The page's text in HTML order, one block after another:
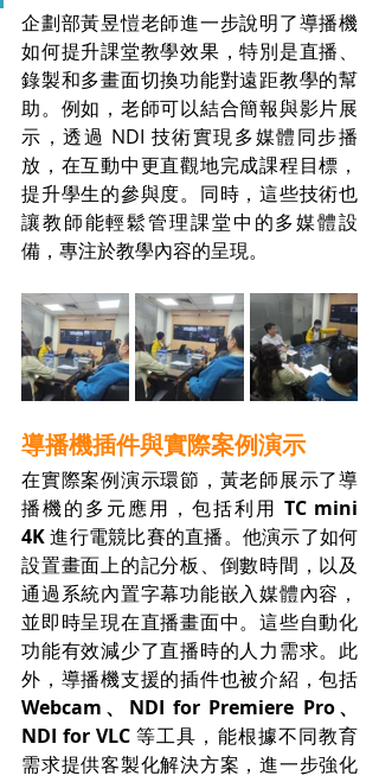
企劃部黃昱愷老師進一步說明了導播機
如何提升課堂教學效果，特別是直播、
錄製和多畫面切換功能對遠距教學的幫
助。例如，老師可以結合簡報與影片展
示，透過 NDI 技術實現多媒體同步播
放，在互動中更直觀地完成課程目標，
提升學生的參與度。同時，這些技術也
讓教師能輕鬆管理課堂中的多媒體設
備，專注於教學內容的呈現。
導播機插件與實際案例演示
在實際案例演示環節，黃老師展示了導
播機的多元應用，包括利用 TC mini
4K 進行電競比賽的直播。他演示了如何
設置畫面上的記分板、倒數時間，以及
通過系統內置字幕功能嵌入媒體內容，
並即時呈現在直播畫面中。這些自動化
功能有效減少了直播時的人力需求。此
Webcam、NDI for Premiere Pro、
NDI for VLC 等工具，能根據不同教育
需求提供客製化解決方案，進一步強化